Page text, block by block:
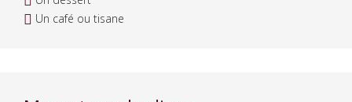
Un café ou tisane